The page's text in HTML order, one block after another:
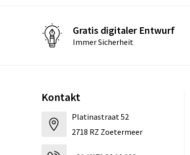
Gratis digitaler Entwurf
Immer Sicherheit
Kontakt
Platinastraat 52
2718 RZ Zoetermeer